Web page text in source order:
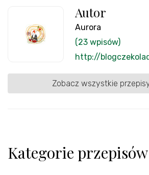
Autor
Aurora
(23 wpisów)
http://
Zobacz wszystkie
Kategorie przepisów